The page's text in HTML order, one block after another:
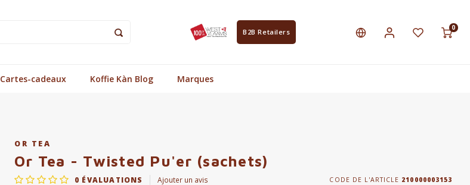
B2B Retailers
0
Cartes-cadeaux Koffie Kàn Blog Marques
OR TEA
Or Tea - Twisted Pu'er (sachets)
0 ÉVALUATIONS Ajouter un avis CODE DE L'ARTICLE 210000003153